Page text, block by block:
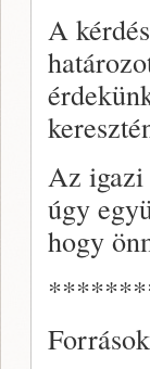
A
Az igazi
úgy
hogy